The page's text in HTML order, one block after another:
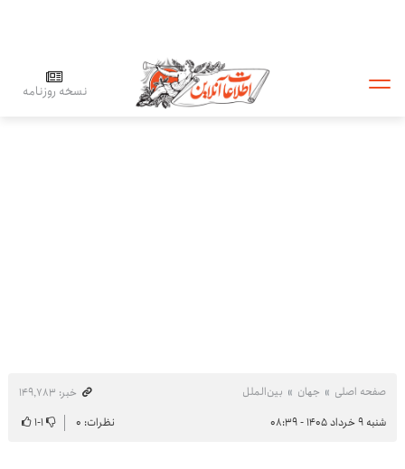
نسخه روزنامه
صفحه اصلی جهان بین‌الملل
خبر: ۱۴۹٬۷۸۳
شنبه ۹ خرداد ۱۴۰۵ - ۰۸:۳۹
نظرات: ۰ ۱-۱